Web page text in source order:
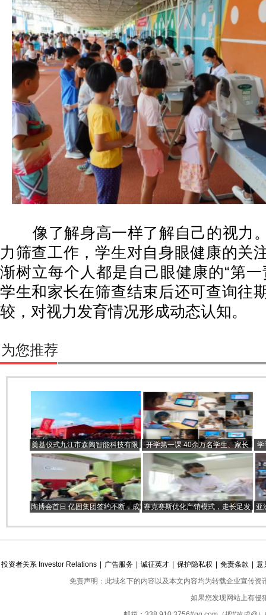
像了解身高一样了解自己的视力
力筛查工作，学生对自身眼健康的关
渐树立每个人都是自己眼健康的“第
学生和家长在筛查结束后还可查询往
较，对视力发育情况形成动态认知。
为您推荐
奠基仪式九江市森陶智能科技有限
公司新型锂电池窑炉项目开工奠基
开学第一课 40余万名学生、家长
收看了这堂爱眼护眼课
学
陶博会首日 亿固集团签约不断，成 赛克赛斯优化产销模式，走长足发
亚
投资者关系 Investor Relations 广告服务 诚征英才 保护隐私权 免责条款
意
免责声明：此域名下的内容以及本文内容均为转载企业宣传
如果您发现网站上有侵